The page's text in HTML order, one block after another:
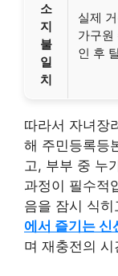
소
지
불
일
치
실제
가구원
인 후
따라서 자녀장
해 주민등록등
고, 부부 중 누
과정이 필수적
음을 잠시 식히
에서 즐기는 신
며 재충전의